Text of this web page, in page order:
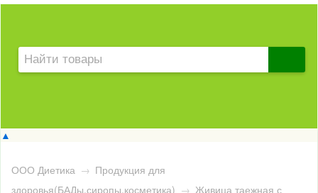
▲
ООО Диетика → Продукция для
здоровья(БАДы,сиропы,косметика) → Живица таежная с